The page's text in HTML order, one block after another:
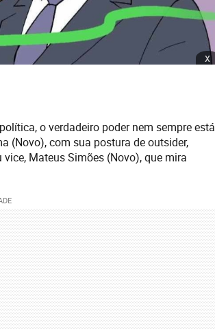
x
o verdadeiro poder nem sempre está
(Novo), com sua postura de outsider,
Mateus Simões (Novo), que mira